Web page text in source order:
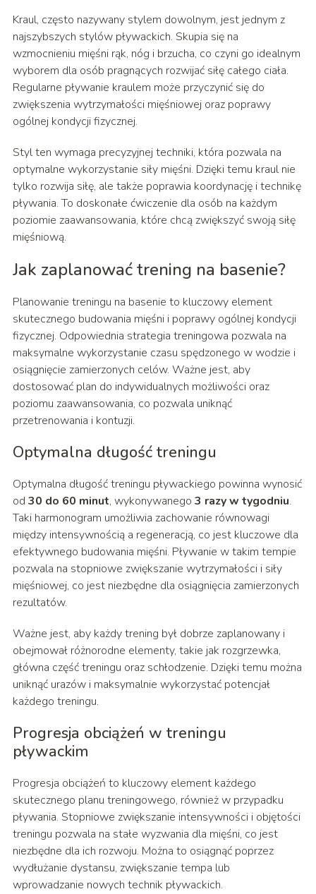
Kraul, często nazywany stylem dowolnym, jest jednym z
najszybszych stylów pływackich. Skupia się na
wzmocnieniu mięśni rąk, nóg i brzucha, co czyni go idealnym
wyborem dla osób pragnących rozwijać siłę całego ciała.
Regularne pływanie kraulem może przyczynić się do
zwiększenia wytrzymałości mięśniowej oraz poprawy
ogólnej kondycji fizycznej.
Styl ten wymaga precyzyjnej techniki, która pozwala na
optymalne wykorzystanie siły mięśni. Dzięki temu kraul nie
tylko rozwija siłę, ale także poprawia koordynację i technikę
pływania. To doskonałe ćwiczenie dla osób na każdym
poziomie zaawansowania, które chcą zwiększyć swoją siłę
mięśniową.
Jak zaplanować trening na basenie?
Planowanie treningu na basenie to kluczowy element
skutecznego budowania mięśni i poprawy ogólnej kondycji
fizycznej. Odpowiednia strategia treningowa pozwala na
maksymalne wykorzystanie czasu spędzonego w wodzie i
osiągnięcie zamierzonych celów. Ważne jest, aby
dostosować plan do indywidualnych możliwości oraz
poziomu zaawansowania, co pozwala uniknąć
przetrenowania i kontuzji.
Optymalna długość treningu
Optymalna długość treningu pływackiego powinna wynosić
od 30 do 60 minut, wykonywanego 3 razy w tygodniu.
Taki harmonogram umożliwia zachowanie równowagi
między intensywnością a regeneracją, co jest kluczowe dla
efektywnego budowania mięśni. Pływanie w takim tempie
pozwala na stopniowe zwiększanie wytrzymałości i siły
mięśniowej, co jest niezbędne dla osiągnięcia zamierzonych
rezultatów.
Ważne jest, aby każdy trening był dobrze zaplanowany i
obejmował różnorodne elementy, takie jak rozgrzewka,
główna część treningu oraz schłodzenie. Dzięki temu można
uniknąć urazów i maksymalnie wykorzystać potencjał
każdego treningu.
Progresja obciążeń w treningu
pływackim
Progresja obciążeń to kluczowy element każdego
skutecznego planu treningowego, również w przypadku
pływania. Stopniowe zwiększanie intensywności i objętości
treningu pozwala na stałe wyzwania dla mięśni, co jest
niezbędne dla ich rozwoju. Można to osiągnąć poprzez
wydłużanie dystansu, zwiększanie tempa lub
wprowadzanie nowych technik pływackich.